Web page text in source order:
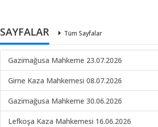
SAYFALAR Tüm Sayfalar
Gazimağusa Mahkeme 23.07.2026
Girne Kaza Mahkemesi 08.07.2026
Gazimağusa Mahkeme 30.06.2026
Lefkoşa Kaza Mahkemesi 16.06.2026